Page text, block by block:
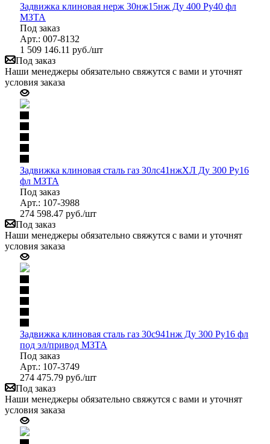
Задвижка клиновая нерж 30нж15нж Ду 400 Ру40 фл
МЗТА
Под заказ
Арт.: 007-8132
1 509 146.11 руб./шт
Под заказ
Наши менеджеры обязательно свяжутся с вами и уточнят
условия заказа
Задвижка клиновая сталь газ 30лс41нжХЛ Ду 300 Ру16
фл МЗТА
Под заказ
Арт.: 107-3988
274 598.47 руб./шт
Под заказ
Наши менеджеры обязательно свяжутся с вами и уточнят
условия заказа
Задвижка клиновая сталь газ 30с941нж Ду 300 Ру16 фл
под эл/привод МЗТА
Под заказ
Арт.: 107-3749
274 475.79 руб./шт
Под заказ
Наши менеджеры обязательно свяжутся с вами и уточнят
условия заказа